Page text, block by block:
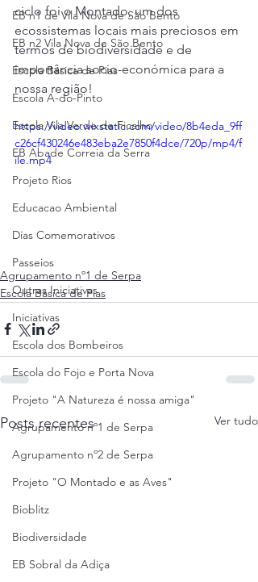
EB n1 de Vila Nova de São Bento
EB n2 Vila Nova de São Bento
Escola Básica de Pias
Escola A-do-Pinto
Escola Vila Verde de Ficalho
EB Abade Correia da Serra
Projeto Rios
Educacao Ambiental
Dias Comemorativos
Passeios
Outras Iniciativas
Iniciativas
Escola dos Bombeiros
Escola do Fojo e Porta Nova
Projeto "A Natureza é nossa amiga"
Agrupamento nº1 de Serpa
Agrupamento nº2 de Serpa
Projeto "O Montado e as Aves"
Bioblitz
Biodiversidade
EB Sobral da Adiça
ciclo foi o Montado, um dos
ecossistemas locais mais preciosos em
termos de biodiversidade e de
importância socio-económica para a
nossa região!
https://video.wixstatic.com/video/8b4eda_9ff
c26cf430246e483eba2e7850f4dce/720p/mp4/f
ile.mp4
Agrupamento nº1 de Serpa
Escola Básica de Pias
Posts recentes Ver tudo